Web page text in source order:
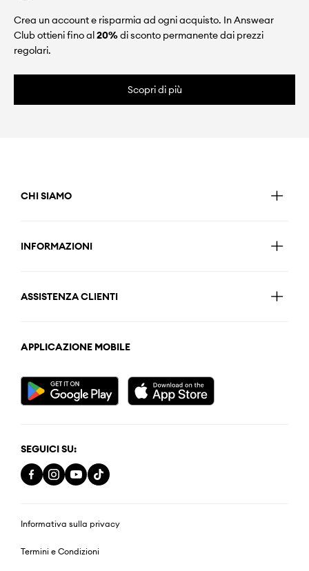
Crea un account e risparmia ad ogni acquisto. In Answear
Club ottieni fino al20%di sconto permanente dai prezzi
regolari.
Scopri di più
CHI SIAMO
INFORMAZIONI
ASSISTENZA CLIENTI
APPLICAZIONE MOBILE
SEGUICI SU:
Informativa sulla privacy
Termini e Condizioni